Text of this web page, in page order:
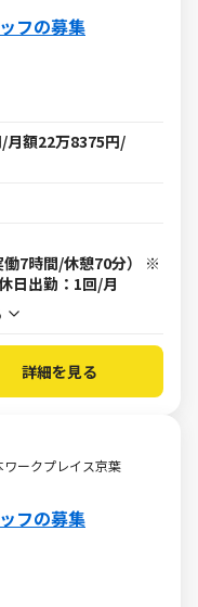
フの募集
額22万8375円/
働7時間/休憩70分） ※
日出勤：1回/月
詳細を見る
ークプレイス京葉
フの募集